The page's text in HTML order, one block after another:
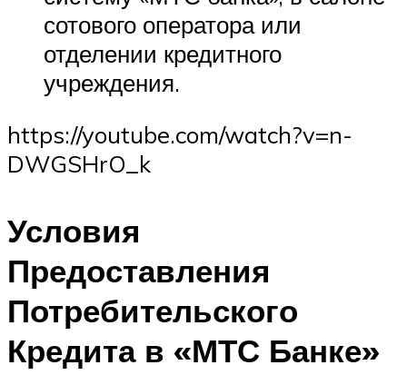
сотового оператора или
отделении кредитного
учреждения.
https://youtube.com/watch?v=n-
DWGSHrO_k
Условия
Предоставления
Потребительского
Кредита в «МТС Банке»